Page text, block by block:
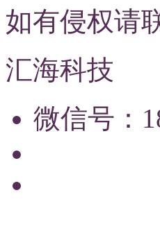
如有侵权请
汇海科技
微信号：